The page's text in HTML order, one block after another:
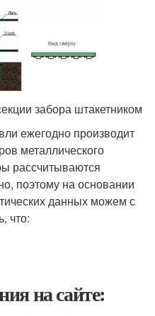
забора штакетником
ежегодно производит
металлического
рассчитываются
поэтому на основании
данных можем с
что:
на сайте: